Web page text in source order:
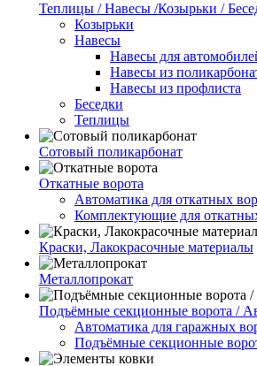
Теплицы / Навесы /Козырьки /
Козырьки
Навесы
Навесы для
Навесы из
Навесы из профлиста
Беседки
Теплицы
Сотовый поликарбонат
Откатные ворота
Автоматика для откатных
Комплектующие для
Краски, Лакокрасочные материалы
Металлопрокат
Подъёмные секционные ворота /
Автоматика для гаражных
Подъёмные секционные